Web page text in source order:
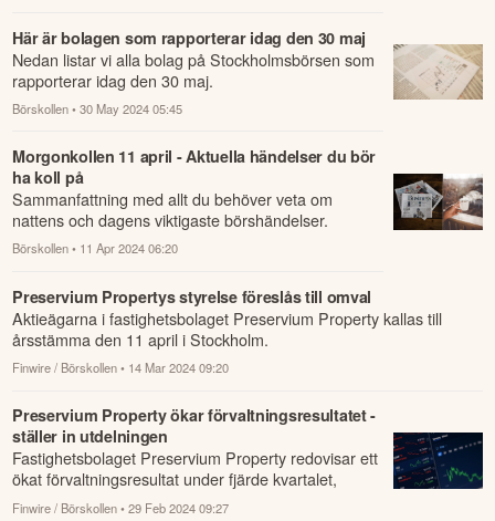
Här är bolagen som rapporterar idag den 30 maj
Nedan listar vi alla bolag på Stockholmsbörsen som
rapporterar idag den 30 maj.
Börskollen • 30 May 2024 05:45
Morgonkollen 11 april - Aktuella händelser du bör
ha koll på
Sammanfattning med allt du behöver veta om
nattens och dagens viktigaste börshändelser.
Börskollen • 11 Apr 2024 06:20
Preservium Propertys styrelse föreslås till omval
Aktieägarna i fastighetsbolaget Preservium Property kallas till
årsstämma den 11 april i Stockholm.
Finwire / Börskollen • 14 Mar 2024 09:20
Preservium Property ökar förvaltningsresultatet -
ställer in utdelningen
Fastighetsbolaget Preservium Property redovisar ett
ökat förvaltningsresultat under fjärde kvartalet,
jämfört med samma period året innan.
Finwire / Börskollen • 29 Feb 2024 09:27